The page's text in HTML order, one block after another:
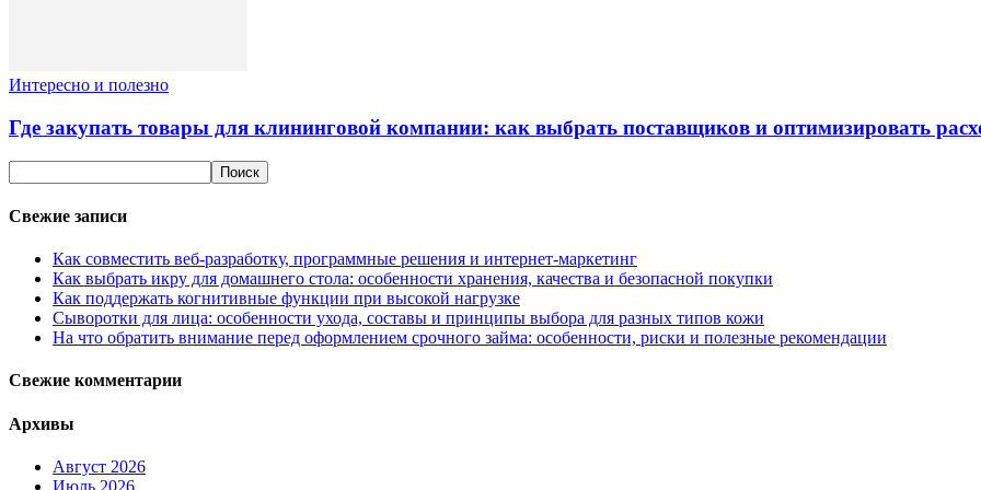
Интересно и полезно
Где закупать товары для клининговой компании: как выбрать поставщиков и оптимизировать
Свежие записи
Как совместить веб-разработку, программные решения и интернет-маркетинг
Как выбрать икру для домашнего стола: особенности хранения, качества и безопасной покупки
Как поддержать когнитивные функции при высокой нагрузке
Сыворотки для лица: особенности ухода, составы и принципы выбора для разных типов кожи
На что обратить внимание перед оформлением срочного займа: особенности, риски и полезные рекомендации
Свежие комментарии
Архивы
Август 2026
Июль 2026